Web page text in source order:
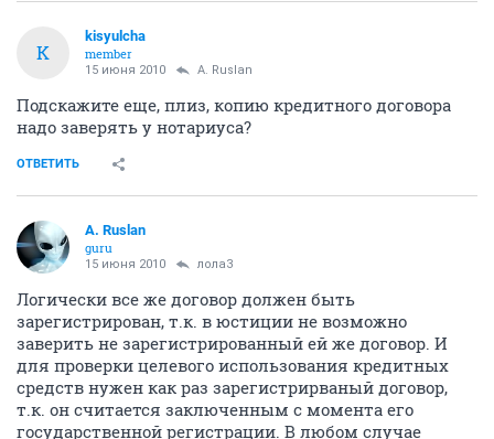
K
kisyulcha
member
15 июня 2010 A. Ruslan
Подскажите еще, плиз, копию кредитного договора
надо заверять у нотариуса?
ОТВЕТИТЬ
A. Ruslan
guru
15 июня 2010 лола3
Логически все же договор должен быть
зарегистрирован, т.к. в юстиции не возможно
заверить не зарегистрированный ей же договор. И
для проверки целевого использования кредитных
средств нужен как раз зарегистрирваный договор,
т.к. он считается заключенным с момента его
государственной регистрации. В любом случае